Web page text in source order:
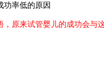
功率低的原因
原来试管婴儿的成功会